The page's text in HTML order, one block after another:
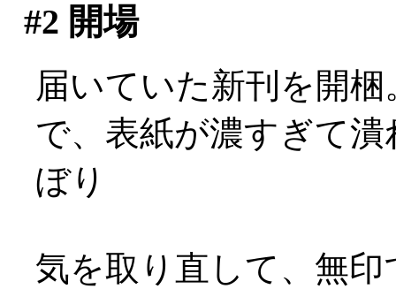
#2 開場
届いていた新刊を開梱
で、表紙が濃すぎて
ぼり
気を取り直して、無